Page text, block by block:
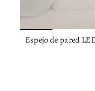
Espejo de pared